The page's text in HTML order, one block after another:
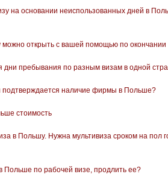
на основании неиспользованных дней в
можно открыть с вашей помощью по окончании
дни пребывания по разным визам в одной
подтверждается наличие фирмы в Польше?
стоимость
в Польшу. Нужна мультивиза сроком на пол
Польше по рабочей визе, продлить ее?